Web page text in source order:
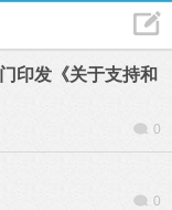
印发《关于支持和
0
0